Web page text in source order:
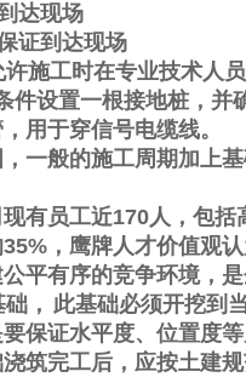
达现场
证到达现场
施工时在专业技术人
件设置一根接地桩，并
用于穿信号电缆线。
一般的施工周期加上
有员工近170人，包括
35% ，鹰牌人才价值观
平有序的竞争环境，是
， 此基础必须开挖到
保证水平度、位置度
筑完工后，应按土建